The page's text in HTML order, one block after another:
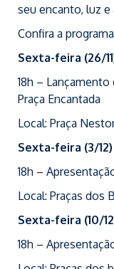
seu encanto, luz e
Confira a
Sexta-feira (26/
18h –
Praça Encantada
Local: Praça
Sexta-feira (3/12)
18h –
Local: Praças dos
Sexta-feira (10/
18h –